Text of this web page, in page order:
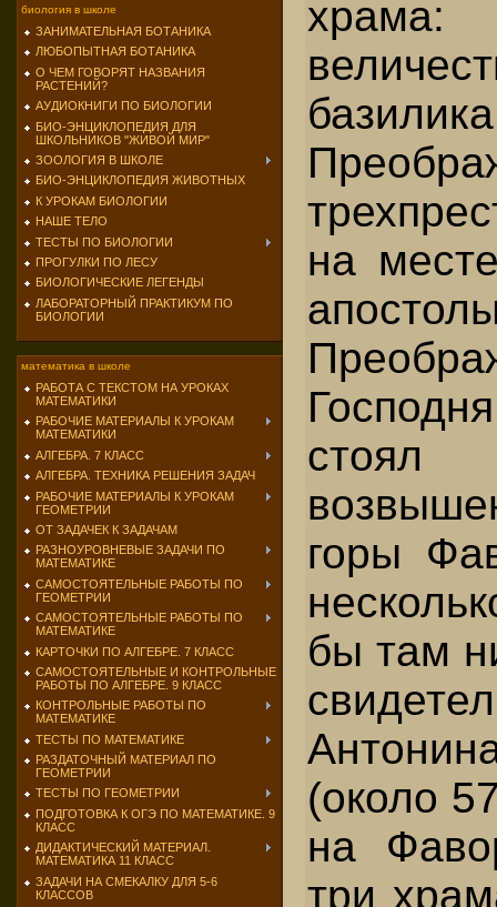
биология в школе
ЗАНИМАТЕЛЬНАЯ БОТАНИКА
ЛЮБОПЫТНАЯ БОТАНИКА
О ЧЕМ ГОВОРЯТ НАЗВАНИЯ
РАСТЕНИЙ?
АУДИОКНИГИ ПО БИОЛОГИИ
БИО-ЭНЦИКЛОПЕДИЯ ДЛЯ
ШКОЛЬНИКОВ "ЖИВОЙ МИР"
ЗООЛОГИЯ В ШКОЛЕ
БИО-ЭНЦИКЛОПЕДИЯ ЖИВОТНЫХ
К УРОКАМ БИОЛОГИИ
НАШЕ ТЕЛО
ТЕСТЫ ПО БИОЛОГИИ
ПРОГУЛКИ ПО ЛЕСУ
БИОЛОГИЧЕСКИЕ ЛЕГЕНДЫ
ЛАБОРАТОРНЫЙ ПРАКТИКУМ ПО
БИОЛОГИИ
математика в школе
РАБОТА С ТЕКСТОМ НА УРОКАХ
МАТЕМАТИКИ
РАБОЧИЕ МАТЕРИАЛЫ К УРОКАМ
МАТЕМАТИКИ
АЛГЕБРА. 7 КЛАСС
АЛГЕБРА. ТЕХНИКА РЕШЕНИЯ ЗАДАЧ
РАБОЧИЕ МАТЕРИАЛЫ К УРОКАМ
ГЕОМЕТРИИ
ОТ ЗАДАЧЕК К ЗАДАЧАМ
РАЗНОУРОВНЕВЫЕ ЗАДАЧИ ПО
МАТЕМАТИКЕ
САМОСТОЯТЕЛЬНЫЕ РАБОТЫ ПО
ГЕОМЕТРИИ
САМОСТОЯТЕЛЬНЫЕ РАБОТЫ ПО
МАТЕМАТИКЕ
КАРТОЧКИ ПО АЛГЕБРЕ. 7 КЛАСС
САМОСТОЯТЕЛЬНЫЕ И КОНТРОЛЬНЫЕ
РАБОТЫ ПО АЛГЕБРЕ. 9 КЛАСС
КОНТРОЛЬНЫЕ РАБОТЫ ПО
МАТЕМАТИКЕ
ТЕСТЫ ПО МАТЕМАТИКЕ
РАЗДАТОЧНЫЙ МАТЕРИАЛ ПО
ГЕОМЕТРИИ
ТЕСТЫ ПО ГЕОМЕТРИИ
ПОДГОТОВКА К ОГЭ ПО МАТЕМАТИКЕ. 9
КЛАСС
ДИДАКТИЧЕСКИЙ МАТЕРИАЛ.
МАТЕМАТИКА 11 КЛАСС
ЗАДАЧИ НА СМЕКАЛКУ ДЛЯ 5-6
КЛАССОВ
храма:
на
горы
бы там
(около
на
три